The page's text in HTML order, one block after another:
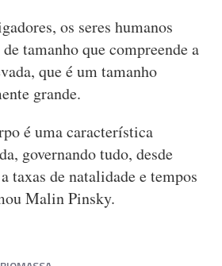
os seres humanos
tamanho que compreende a
que é um tamanho
grande.
é uma característica
governando tudo, desde
taxas de natalidade e tempos
Malin Pinsky.